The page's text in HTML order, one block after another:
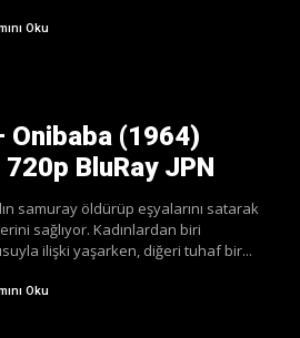
Oku
Onibaba (1964)
BluRay JPN
samuray öldürüp eşyalarını satarak
sağlıyor. Kadınlardan biri
ilişki yaşarken, diğeri tuhaf bir...
Oku